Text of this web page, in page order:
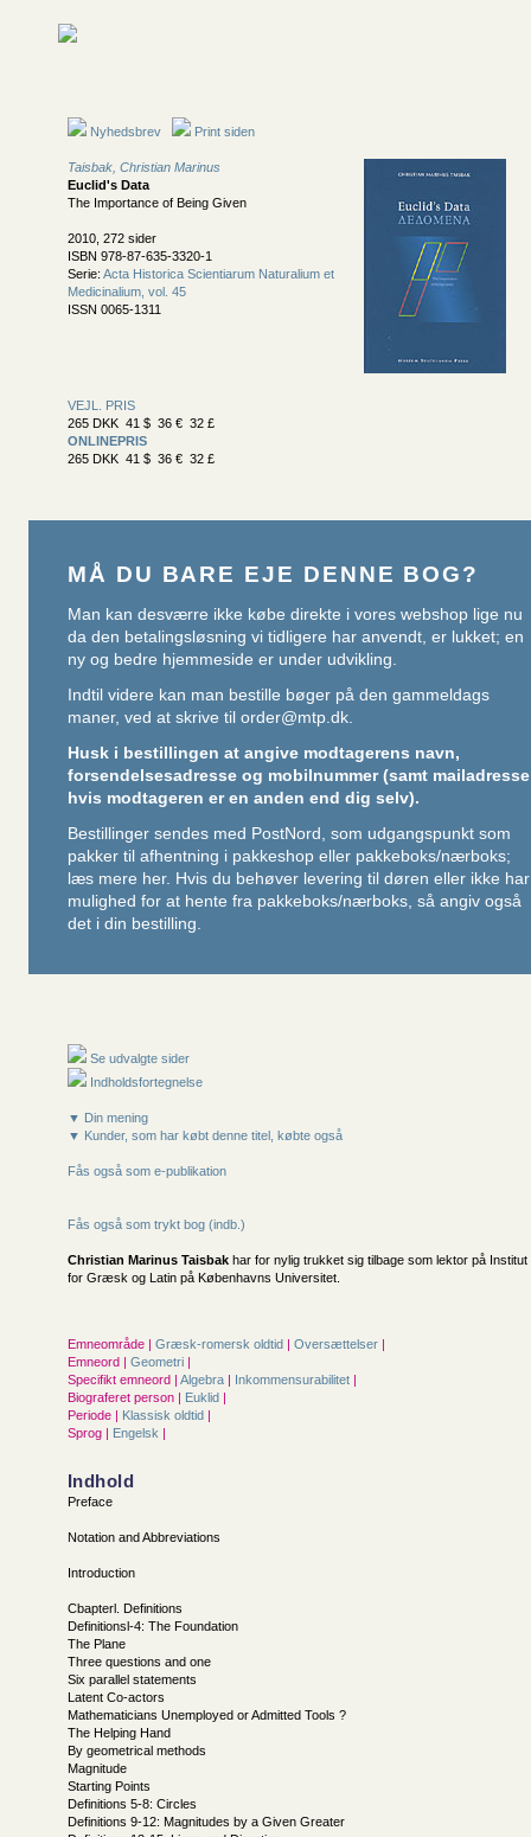
Nyhedsbrev Print siden
Taisbak, Christian Marinus
Euclid's Data
The Importance of Being Given
2010, 272 sider
ISBN 978-87-635-3320-1
Serie: Acta Historica Scientiarum Naturalium et
Medicinalium, vol. 45
ISSN 0065-1311
VEJL. PRIS
265 DKK 41 $ 36 € 32 £
ONLINEPRIS
265 DKK 41 $ 36 € 32 £
MÅ DU BARE EJE DENNE BOG?
Man kan desværre ikke købe direkte i vores webshop lige nu
da den betalingsløsning vi tidligere har anvendt, er lukket; en
ny og bedre hjemmeside er under udvikling.
Indtil videre kan man bestille bøger på den gammeldags
maner, ved at skrive til order@mtp.dk.
Husk i bestillingen at angive modtagerens navn,
forsendelsesadresse og mobilnummer (samt mailadresse
hvis modtageren er en anden end dig selv).
Bestillinger sendes med PostNord, som udgangspunkt som
pakker til afhentning i pakkeshop eller pakkeboks/nærboks;
læs mere her. Hvis du behøver levering til døren eller ikke har
mulighed for at hente fra pakkeboks/nærboks, så angiv også
det i din bestilling.
Se udvalgte sider
Indholdsfortegnelse
▼ Din mening
▼ Kunder, som har købt denne titel, købte også
Fås også som e-publikation
Fås også som trykt bog (indb.)
Christian Marinus Taisbak har for nylig trukket sig tilbage som lektor på Institut
for Græsk og Latin på Københavns Universitet.
Emneområde | Græsk-romersk oldtid | Oversættelser |
Emneord | Geometri |
Specifikt emneord | Algebra | Inkommensurabilitet |
Biograferet person | Euklid |
Periode | Klassisk oldtid |
Sprog | Engelsk |
Indhold
Preface
Notation and Abbreviations
Introduction
Cbapterl. Definitions
Definitionsl-4: The Foundation
The Plane
Three questions and one
Six parallel statements
Latent Co-actors
Mathematicians Unemployed or Admitted Tools ?
The Helping Hand
By geometrical methods
Magnitude
Starting Points
Definitions 5-8: Circles
Definitions 9-12: Magnitudes by a Given Greater